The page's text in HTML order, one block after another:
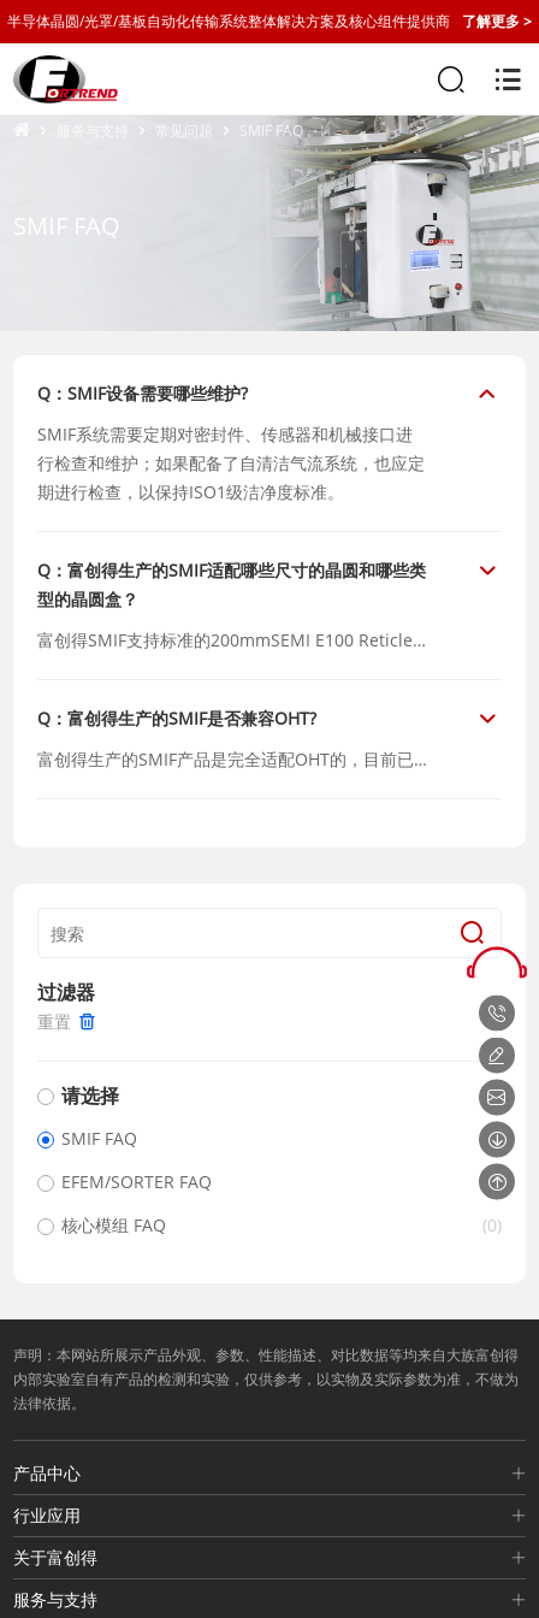
半导体晶圆/光罩/基板自动化传输系统整体解决方案及核心组件提供商 了解更多 >
SMIF FAQ
常见问题 SMIF FAQ
过滤器
重置
请选择
SMIF FAQ
(3)
EFEM/SORTER FAQ
(0)
核心模组 FAQ
(0)
Q：SMIF设备需要哪些维护?
SMIF系统需要定期对密封件、传感器和机械接口进
行检查和维护；如果配备了自清洁气流系统，也应定
期进行检查，以保持ISO1级洁净度标准。
Q：富创得生产的SMIF适配哪些尺寸的晶圆和哪些类
型的晶圆盒？
富创得SMIF支持标准的200mmSEMI E100 Reticle
Q：富创得生产的SMIF是否兼容OHT?
富创得生产的SMIF产品是完全适配OHT的，目前已
声明：本网站所展示产品外观、参数、性能描述、对比数据等均来自大族富创得
内部实验室自有产品的检测和实验，仅供参考，以实物及实际参数为准，不做为
法律依据。
产品中心
行业应用
关于富创得
服务与支持